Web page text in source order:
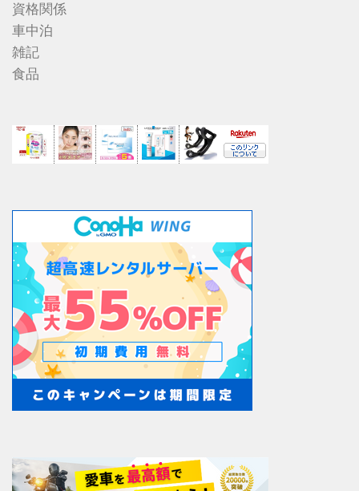
資格関係
車中泊
雑記
食品